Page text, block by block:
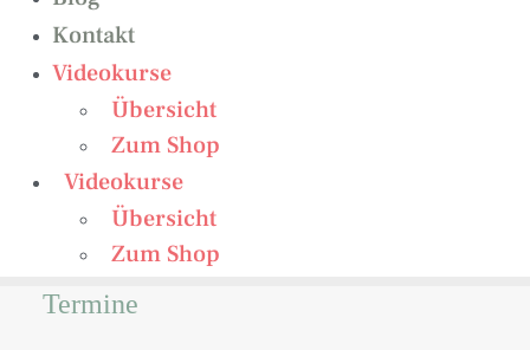
Kontakt
Videokurse
Übersicht
Zum Shop
Videokurse
Übersicht
Zum Shop
Termine